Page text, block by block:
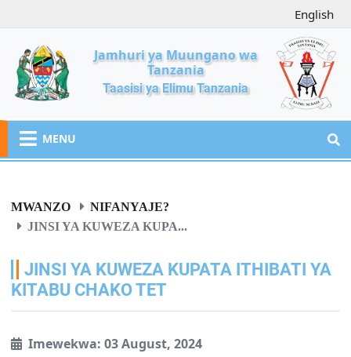
English
Jamhuri ya Muungano wa
Tanzania
Taasisi ya Elimu Tanzania
MENU
MWANZO
NIFANYAJE?
JINSI YA KUWEZA KUPA...
JINSI YA KUWEZA KUPATA ITHIBATI YA
KITABU CHAKO TET
Imewekwa: 03 August, 2024